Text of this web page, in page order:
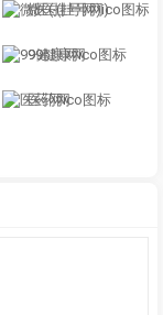
微医(挂号网)
99健康网
医药网